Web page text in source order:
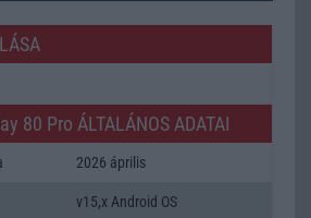
80 Pro ÁLTALÁNOS ADATAI
2026 április
v15,x Android OS